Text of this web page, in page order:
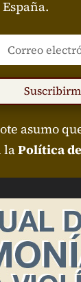
asumo
laPolítica